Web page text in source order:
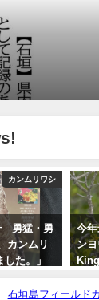
カンムリワシ
勇猛・勇
カンムリ
た。」
今
ン
石垣島フィールド